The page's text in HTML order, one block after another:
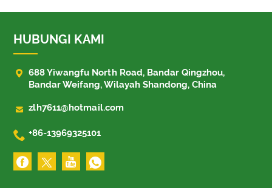
HUBUNGI KAMI
 688 Yiwangfu North Road, Bandar Qingzhou,
Bandar Weifang, Wilayah Shandong, China
 zlh7611@hotmail.com
 +86-13969325101